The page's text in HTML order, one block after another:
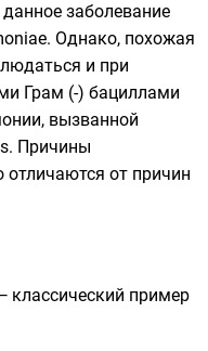
заболевание
Однако, похожая
и при
Грам (-) бациллами
вызванной
Причины
отличаются от причин
классический пример